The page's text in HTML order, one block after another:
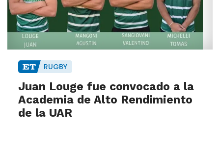
RUGBY
Juan Louge fue convocado a la
Academia de Alto Rendimiento
de la UAR